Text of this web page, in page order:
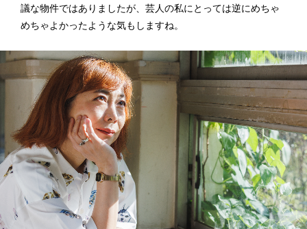
議な物件ではありましたが、芸人の私にとっては逆にめちゃ
めちゃよかったような気もしますね。